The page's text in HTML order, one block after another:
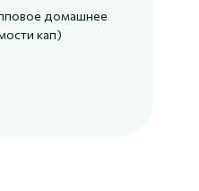
домашнее
кап)